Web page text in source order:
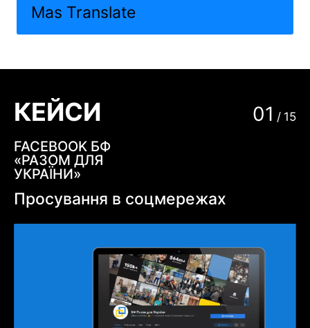
Mas Translate
КЕЙСИ 01 / 15
FACEBOOK БФ
«РАЗОМ ДЛЯ
УКРАЇНИ»
Просування в соцмережах